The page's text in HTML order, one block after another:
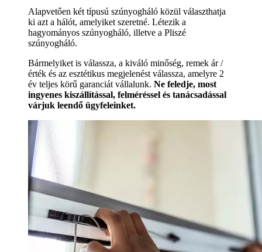
Alapvetően két típusú szúnyogháló közül választhatja
ki azt a hálót, amelyiket szeretné. Létezik a
hagyományos szúnyogháló, illetve a Pliszé
szúnyogháló.
Bármelyiket is válassza, a kiváló minőség, remek ár /
érték és az esztétikus megjelenést válassza, amelyre 2
év teljes körű garanciát vállalunk. Ne feledje, most
ingyenes kiszállítással, felméréssel és tanácsadással
várjuk leendő ügyfeleinket.